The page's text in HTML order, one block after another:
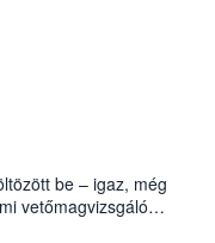
be – igaz, még
vetőmagvizsgáló
Czigler Győző által